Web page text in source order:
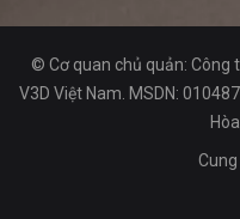
© Cơ quan chủ quản: Công
V3D Việt Nam. MSDN: